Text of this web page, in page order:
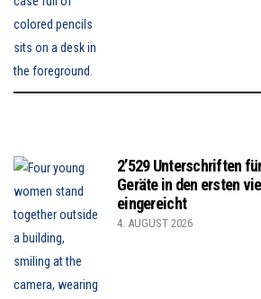
2’529 Unterschriften
Geräte in den ersten
eingereicht
4. AUGUST 2026